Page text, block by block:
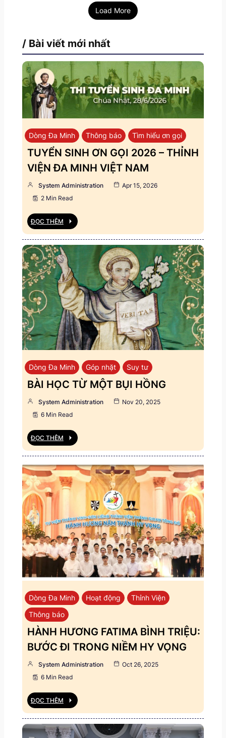
Load More
/ Bài viết mới nhất
Dòng Đa Minh Thông báo Tìm hiểu ơn gọi
TUYỂN SINH ƠN GỌI 2026 – THỈNH
VIỆN ĐA MINH VIỆT NAM
System Administration
Apr 15, 2026
2 Min Read
ĐỌC THÊM
Dòng Đa Minh Góp nhặt Suy tư
BÀI HỌC TỪ MỘT BỤI HỒNG
System Administration
Nov 20, 2025
6 Min Read
ĐỌC THÊM
Dòng Đa Minh Hoạt động
Thỉnh Viện
Thông báo
HÀNH HƯƠNG FATIMA BÌNH TRIỆU:
BƯỚC ĐI TRONG NIỀM HY VỌNG
System Administration
Oct 26, 2025
6 Min Read
ĐỌC THÊM